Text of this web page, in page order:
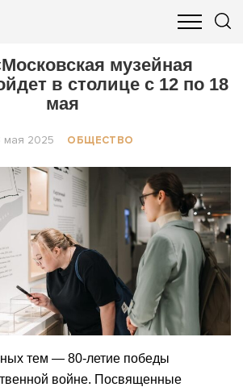
БИЗНЕС И ФИНАНСЫ
музейная
в столице с 12 по 18
мая
мая 2025 ОБЩЕСТВО
тем — 80-летие победы
войне. Посвященные